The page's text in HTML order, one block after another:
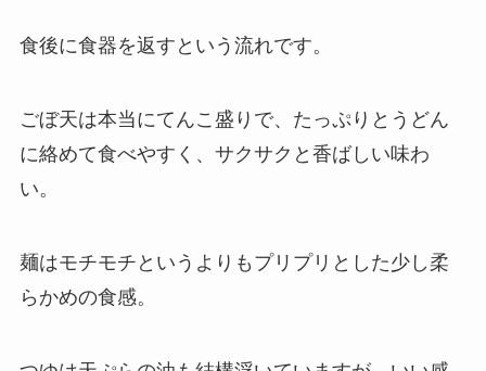
食後に食器を返すという流れです。
ごぼ天は本当にてんこ盛りで、たっぷりとうどん
に絡めて食べやすく、サクサクと香ばしい味わ
い。
麺はモチモチというよりもプリプリとした少し柔
らかめの食感。